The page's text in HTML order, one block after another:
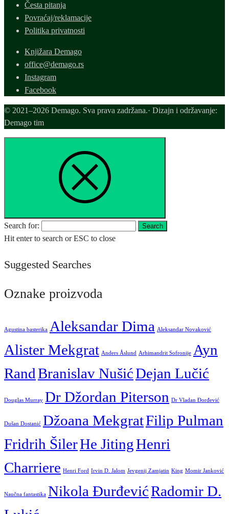
Česta pitanja
Povraćaj/reklamacije
Politika privatnosti
Knjižara Demago
office@demago.rs
Instagram
Facebook
© 2021–2026 Demago. Sva prava zadržana.· Dizajn i održavanje:
Demago tim
Search for: Search
Hit enter to search or ESC to close
Suggested Searches
Oznake proizvoda
Agustina basterika Aleksandar Dima Aleksandar Novaković
Alister Mekgrat Anders Åslund Arhimandrit Sofronije Ayn
RandBranislav NušićDejan Lučić
Douglas Murray Dr Džordan Piterson Dr Vladan Đorđević
Dušan Dostanić Džoana MekgratFilip Pulman
Fridrih ŠilerHe JitingHenri
Charriere Henri Ford Irvin D. Jalom Jevgenij Zamjatin King Momir Janković
Naučna fantastika Nikola ĐurđevićRadomir D.